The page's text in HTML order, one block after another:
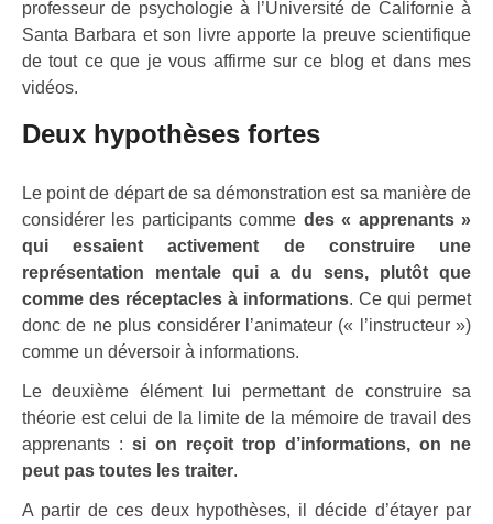
professeur de psychologie à l’Université de Californie à
Santa Barbara et son livre apporte la preuve scientifique
de tout ce que je vous affirme sur ce blog et dans mes
vidéos.
Deux hypothèses fortes
Le point de départ de sa démonstration est sa manière de
considérer les participants comme des « apprenants »
qui essaient activement de construire une
représentation mentale qui a du sens, plutôt que
comme des réceptacles à informations. Ce qui permet
donc de ne plus considérer l’animateur (« l’instructeur »)
comme un déversoir à informations.
Le deuxième élément lui permettant de construire sa
théorie est celui de la limite de la mémoire de travail des
apprenants : si on reçoit trop d’informations, on ne
peut pas toutes les traiter.
A partir de ces deux hypothèses, il décide d’étayer par